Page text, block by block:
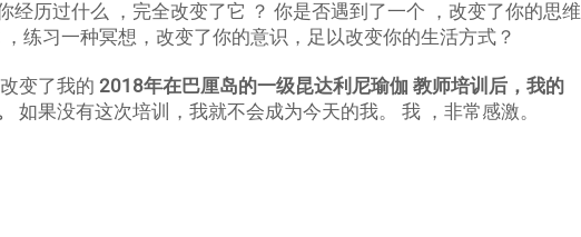
经历过什么 ，完全改变了它 ？ 你是否遇到了一个 ，改变了你的思维
练习一种冥想，改变了你的意识，足以改变你的生活方式？
变了我的 2018年在巴厘岛的一级昆达利尼瑜伽 教师培训后，我的
如果没有这次培训，我就不会成为今天的我。 我 ，非常感激。